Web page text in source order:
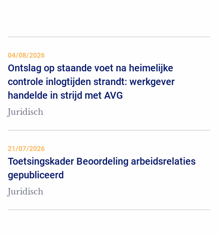
04/08/2026
Ontslag op staande voet na heimelijke
controle inlogtijden strandt: werkgever
handelde in strijd met AVG
Juridisch
21/07/2026
Toetsingskader Beoordeling arbeidsrelaties
gepubliceerd
Juridisch